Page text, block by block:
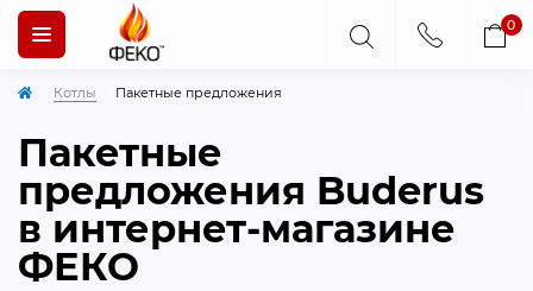
0
Котлы Пакетные предложения
Пакетные
предложения Buderus
в интернет-магазине
ФЕКО